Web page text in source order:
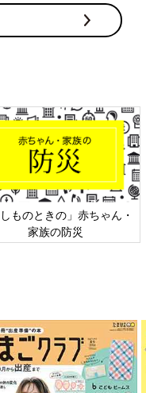
フレッ
六星占術 細木か